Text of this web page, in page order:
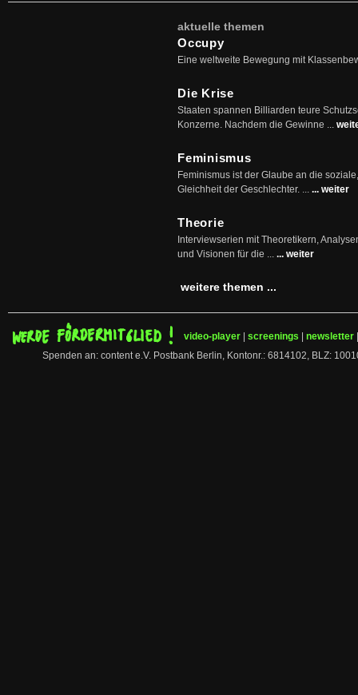
aktuelle themen
Occupy
Eine weltweite Bewegung mit
Die Krise
Staaten spannen Billiarden teure
Konzerne. Nachdem die Gewinne ...
Feminismus
Feminismus ist der Glaube an die
Gleichheit der Geschlechter. ... ... weiter
Theorie
Interviewserien mit Theoretikern,
und Visionen für die ... ... weiter
weitere themen ...
video-player screenings newsletter
Spenden an: content e.V. Postbank Berlin, Kontonr.: 6814102, BLZ: